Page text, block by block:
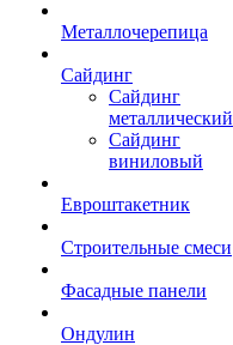
Металлочерепица
Сайдинг
Сайдинг
металлический
Сайдинг
виниловый
Евроштакетник
Строительные смеси
Фасадные панели
Ондулин